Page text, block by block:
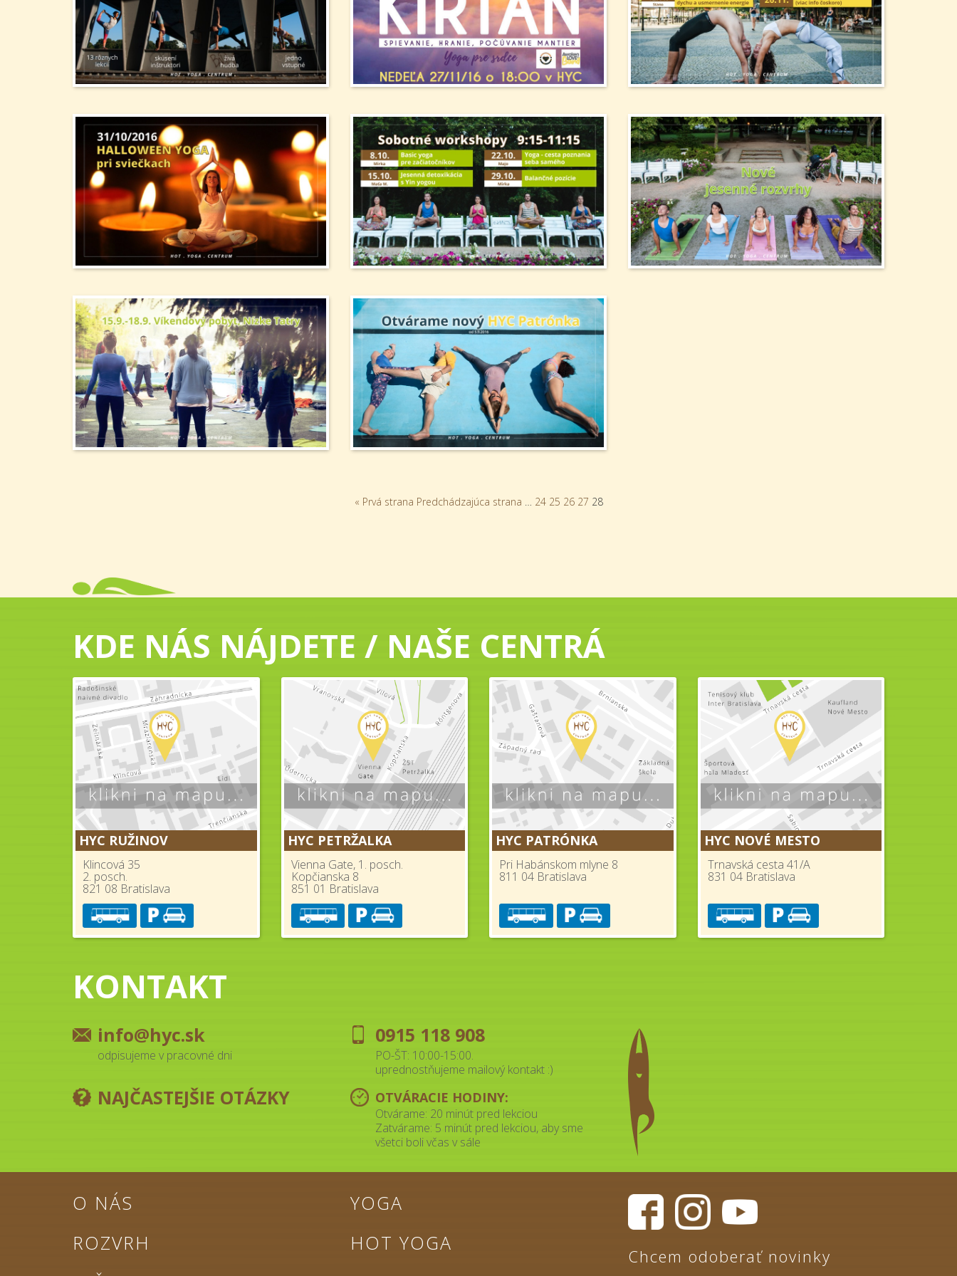
« Prvá strana Predchádzajúca strana … 24 25 26 27 28
KDE NÁS NÁJDETE / NAŠE CENTRÁ
HYC RUŽINOV
Klincová 35
2. posch.
821 08 Bratislava
HYC PETRŽALKA
Vienna Gate, 1. posch.
Kopčianska 8
851 01 Bratislava
HYC PATRÓNKA
Pri Habánskom mlyne 8
811 04 Bratislava
HYC NOVÉ MESTO
Trnavská cesta 41/A
831 04 Bratislava
KONTAKT
info@hyc.sk
odpisujeme v pracovné dni
NAJČASTEJŠIE OTÁZKY
0915 118 908
PO-ŠT: 10:00-15:00.
uprednostňujeme mailový kontakt :)
OTVÁRACIE HODINY:
Otvárame: 20 minút pred lekciou
Zatvárame: 5 minút pred lekciou, aby sme
všetci boli včas v sále
O NÁS
ROZVRH
YOGA
HOT YOGA
Chcem odoberať novinky